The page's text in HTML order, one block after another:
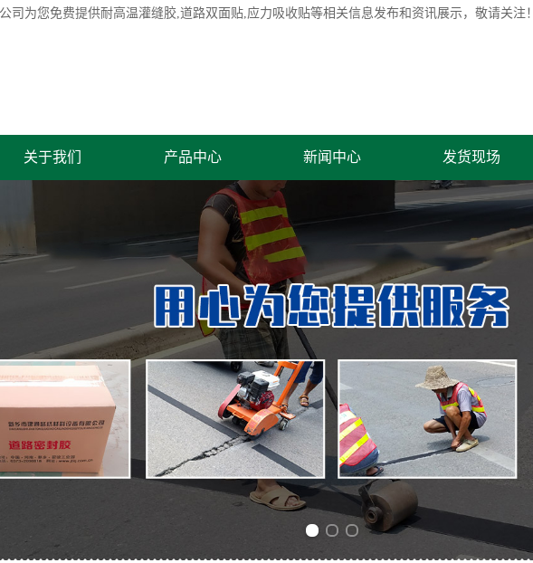
司为您免费提供耐高温灌缝胶,道路双面贴,应力吸收贴等相关信息发布和资讯展示，敬请关注！
关于我们 产品中心 新闻中心 发货现场